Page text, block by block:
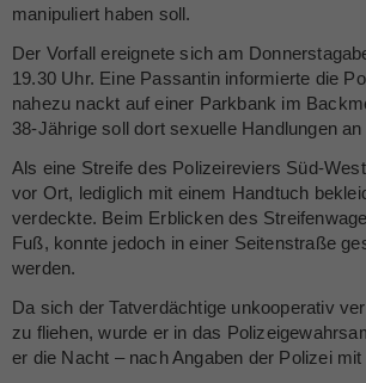
manipuliert haben soll.
Der Vorfall ereignete sich am
19.30 Uhr. Eine Passantin informierte die
nahezu nackt auf einer Parkbank im
38-Jährige soll dort sexuelle Handlungen
Als eine Streife des Polizeireviers Süd-
vor Ort, lediglich mit einem Handtuch
verdeckte. Beim Erblicken des
Fuß, konnte jedoch in einer Seitenstraße
werden.
Da sich der Tatverdächtige unkooperativ
zu fliehen, wurde er in das
er die Nacht – nach Angaben der Polizei